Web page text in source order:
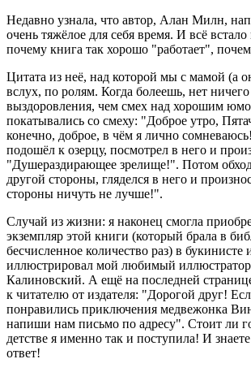
Недавно узнала, что автор, Алан Милн,
очень тяжёлое для себя время. И всё встало
почему книга так хорошо "работает",
Цитата из неё, над которой мы с мамой (а
вслух, по ролям. Когда болеешь, нет
выздоровления, чем смех над хорошим
покатывались со смеху: "Доброе утро,
конечно, доброе, в чём я лично
подошёл к озерцу, посмотрел в него и
"Душераздирающее зрелище!". Потом
другой стороны, гляделся в него и
стороны ничуть не лучше!".
Случай из жизни: я наконец смогла
экземпляр этой книги (который брала в
бесчисленное количество раз) в букинисте
иллюстрировал мой любимый
Калиновский. А ещё на последней
к читателю от издателя: "Дорогой друг!
понравились приключения медвежонка
напиши нам письмо по адресу". Стоит ли
детстве я именно так и поступила! И
ответ!